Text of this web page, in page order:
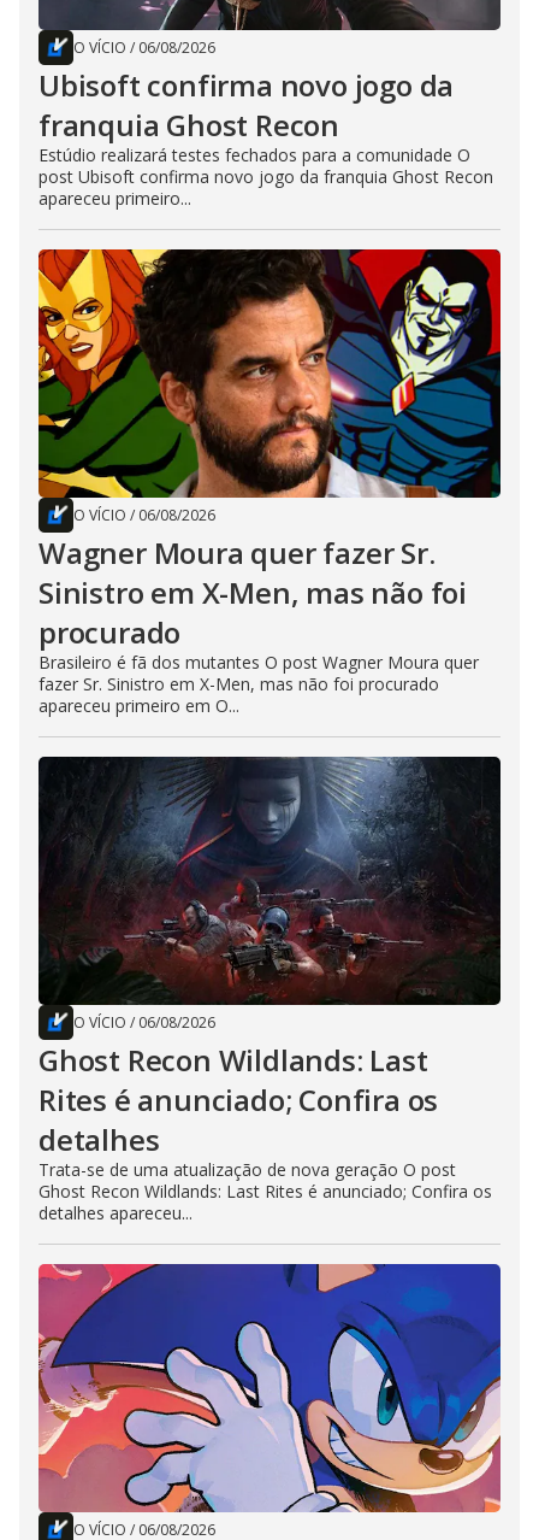
O VÍCIO / 06/08/2026
Ubisoft confirma novo jogo da
franquia Ghost Recon
Estúdio realizará testes fechados para a comunidade O
post Ubisoft confirma novo jogo da franquia Ghost Recon
apareceu primeiro...
O VÍCIO / 06/08/2026
Wagner Moura quer fazer Sr.
Sinistro em X-Men, mas não foi
procurado
Brasileiro é fã dos mutantes O post Wagner Moura quer
fazer Sr. Sinistro em X-Men, mas não foi procurado
apareceu primeiro em O...
O VÍCIO / 06/08/2026
Ghost Recon Wildlands: Last
Rites é anunciado; Confira os
detalhes
Trata-se de uma atualização de nova geração O post
Ghost Recon Wildlands: Last Rites é anunciado; Confira os
detalhes apareceu...
O VÍCIO / 06/08/2026